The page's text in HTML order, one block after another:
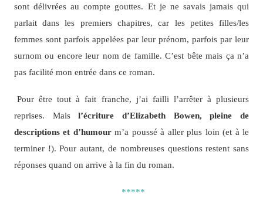
sont délivrées au compte gouttes. Et je ne savais jamais qui
parlait dans les premiers chapitres, car les petites filles/les
femmes sont parfois appelées par leur prénom, parfois par leur
surnom ou encore leur nom de famille. C’est bête mais ça n’a
pas facilité mon entrée dans ce roman.
Pour être tout à fait franche, j’ai failli l’arrêter à plusieurs
reprises. Maisl’écriture d’Elizabeth Bowen, pleine de
descriptions et d’humourm’a poussé à aller plus loin (et à le
terminer !). Pour autant, de nombreuses questions restent sans
réponses quand on arrive à la fin du roman.
*****